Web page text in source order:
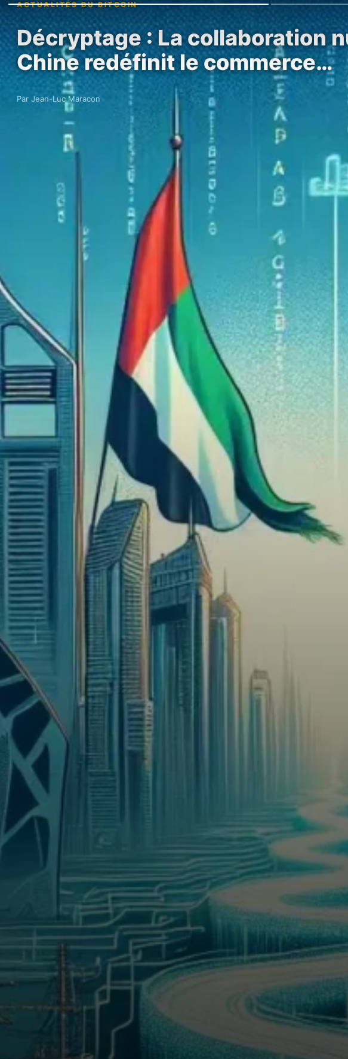
ACTUALITÉS DU BITCOIN
Décryptage : La collaboration
Chine redéfinit le commerce…
Par Jean-Luc Maracon